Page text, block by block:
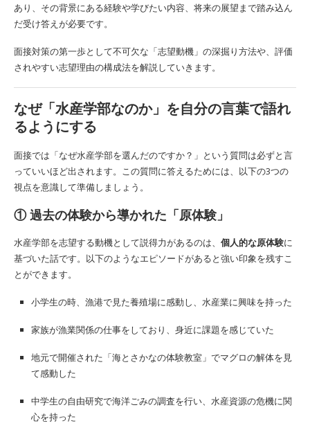
あり、その背景にある経験や学びたい内容、将来の展望まで踏み込ん
だ受け答えが必要です。
面接対策の第一歩として不可欠な「志望動機」の深掘り方法や、評価
されやすい志望理由の構成法を解説していきます。
なぜ「水産学部なのか」を自分の言葉で語れ
るようにする
面接では「なぜ水産学部を選んだのですか？」という質問は必ずと言
っていいほど出されます。この質問に答えるためには、以下の3つの
視点を意識して準備しましょう。
① 過去の体験から導かれた「原体験」
水産学部を志望する動機として説得力があるのは、 個人的な原体験に
基づいた話です。以下のようなエピソードがあると強い印象を残すこ
とができます。
小学生の時、漁港で見た養殖場に感動し、水産業に興味を持った
家族が漁業関係の仕事をしており、身近に課題を感じていた
地元で開催された「海とさかなの体験教室」でマグロの解体を見
て感動した
中学生の自由研究で海洋ごみの調査を行い、水産資源の危機に関
心を持った